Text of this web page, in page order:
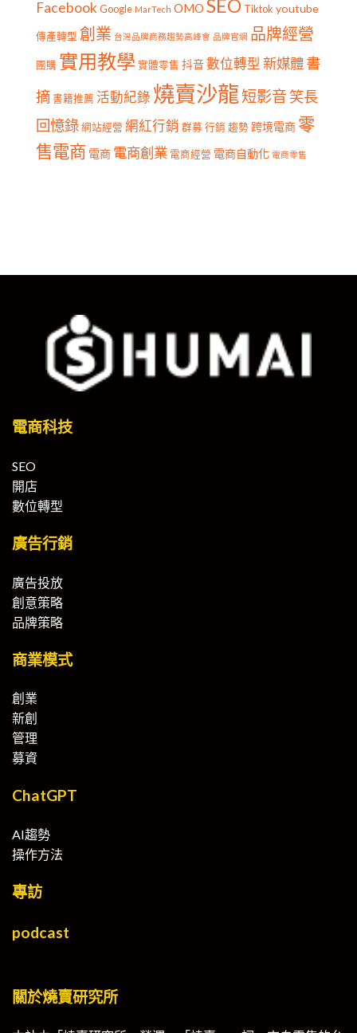
Facebook Google MarTech OMO SEO Tiktok youtube
傳產轉型 創業 台灣品牌商務趨勢高峰會 品牌官網 品牌經營
團購 實用教學 實體零售 抖音數位轉型 新媒體書
摘 書籍推薦 活動紀錄 燒賣沙龍短影音笑長
回憶錄 網站經營 網紅行銷 群募 行銷 趨勢 跨境電商 零
售電商 電商 電商創業 電商經營 電商自動化 電商零售
電商科技
SEO
開店
數位轉型
廣告行銷
廣告投放
創意策略
品牌策略
商業模式
創業
新創
管理
募資
ChatGPT
AI趨勢
操作方法
專訪
podcast
關於燒賣研究所